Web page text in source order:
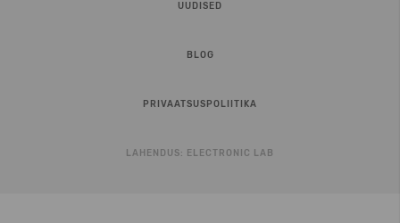
UUDISED
BLOG
PRIVAATSUSPOLIITIKA
LAHENDUS: ELECTRONIC LAB